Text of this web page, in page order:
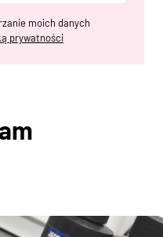
moich danych
prywatności